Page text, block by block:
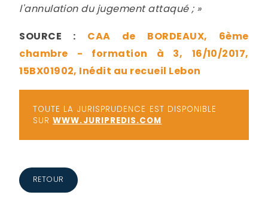
l'annulation du jugement attaqué ; »
SOURCE : CAA de BORDEAUX, 6ème
chambre - formation à 3, 16/10/2017,
15BX01902, Inédit au recueil Lebon
TOUTE LA JURISPRUDENCE EST DISPONIBLE
SURWWW.JURIPREDIS.COM
RETOUR